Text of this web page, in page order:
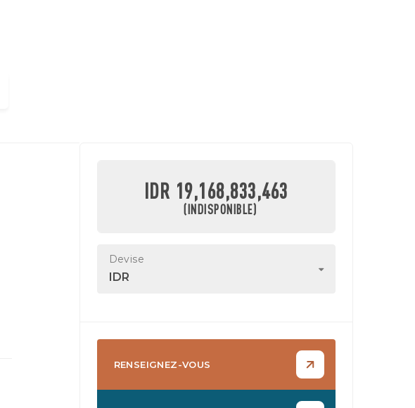
IDR 19,168,833,463
(INDISPONIBLE)
Devise
IDR
RENSEIGNEZ-VOUS